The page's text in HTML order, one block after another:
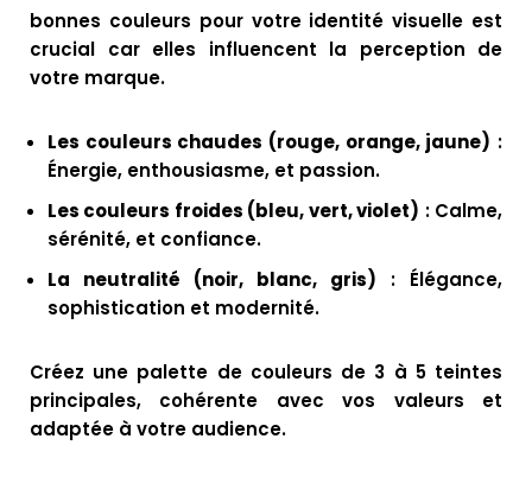
bonnes couleurs pour votre identité visuelle est
crucial car elles influencent la perception de
votre marque.
Les couleurs chaudes (rouge, orange, jaune) :
Énergie, enthousiasme, et passion.
Les couleurs froides (bleu, vert, violet) : Calme,
sérénité, et confiance.
La neutralité (noir, blanc, gris) : Élégance,
sophistication et modernité.
Créez une palette de couleurs de 3 à 5 teintes
principales, cohérente avec vos valeurs et
adaptée à votre audience.